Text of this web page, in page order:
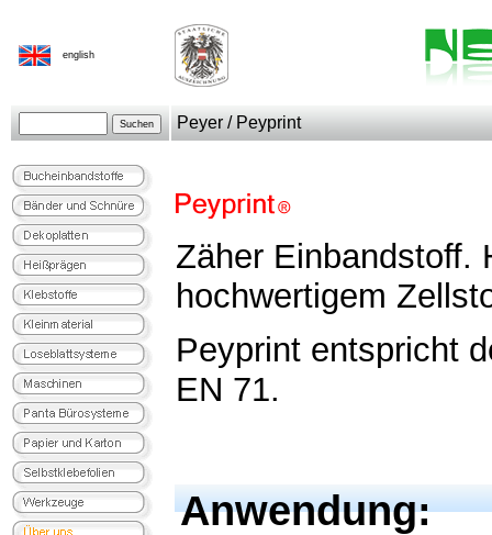
english
Peyer / Peyprint
Zäher Einbandstoff.
hochwertigem
Peyprint entspricht
EN 71.
Anwendung: